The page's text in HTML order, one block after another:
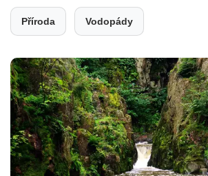
Příroda Vodopády